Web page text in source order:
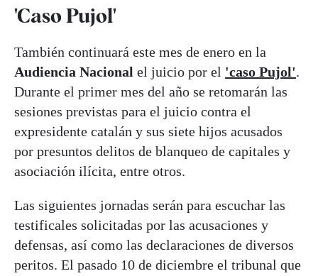
'Caso Pujol'
También continuará este mes de enero en la
Audiencia Nacional el juicio por el 'caso Pujol'.
Durante el primer mes del año se retomarán las
sesiones previstas para el juicio contra el
expresidente catalán y sus siete hijos acusados
por presuntos delitos de blanqueo de capitales y
asociación ilícita, entre otros.
Las siguientes jornadas serán para escuchar las
testificales solicitadas por las acusaciones y
defensas, así como las declaraciones de diversos
peritos. El pasado 10 de diciembre el tribunal que